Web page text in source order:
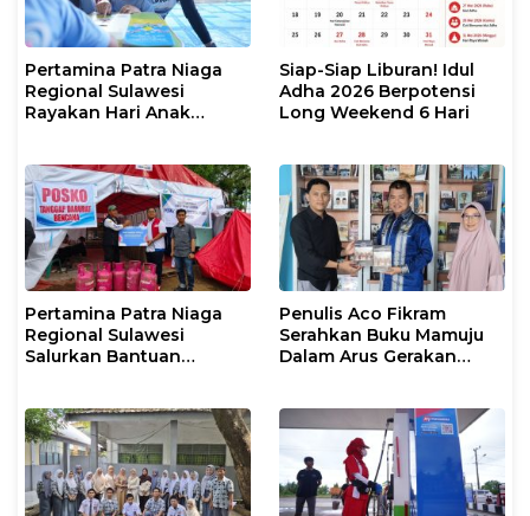
Pertamina Patra Niaga
Regional Sulawesi
Rayakan Hari Anak
Tumbuh Generasi
Penjaga Pesisir
Siap-Siap Liburan! Idul
Adha 2026 Berpotensi
Long Weekend 6 Hari
Pertamina Patra Niaga
Regional Sulawesi
Salurkan Bantuan
Kendari
Penulis Aco Fikram
Serahkan Buku Mamuju
Dalam Arus Gerakan